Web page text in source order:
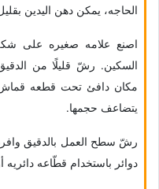
الحاجه، یمکن دهن الیدین
اصنع علامه صغیره على
السکین. رشّ قلیلًا من
مکان دافئ تحت قطعه قماش.
یتضاعف حجمها.
رشّ سطح العمل بالدقیق وافرد
دوائر باستخدام قطّاعه دائریه